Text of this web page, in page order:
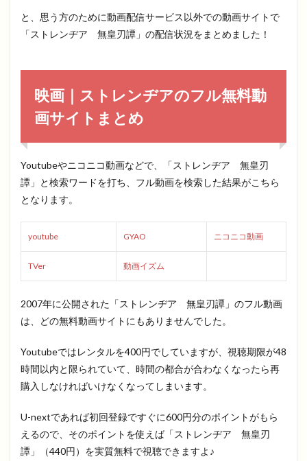
と、思う方のために動画配信サービス以外での動画サイトで
「ストレンヂア 無皇刃譚」の配信状況をまとめました！
映画｜ストレンヂアのフル無料動
画サイトまとめ
Youtubeやニコニコ動画などで、「ストレンヂア 無皇刃
譚」と検索ワードを打ち、フル動画を検索した結果がこちら
となります。
youtube GYAO ニコニコ動画
TVer 動画イズム
2007年に公開された「ストレンヂア 無皇刃譚」のフル動画
は、どの無料動画サイトにもありませんでした。
Youtubeではレンタルを400円でしていますが、視聴期限が48
時間以内と限られていて、時間の都合が合わなくなったら再
購入しなければいけなくなってしまいます。
U-nextであれば初回登録ですぐに600円分のポイントがもら
えるので、そのポイントを使えば「ストレンヂア 無皇刃
譚」（440円）を実質無料で視聴できますよ♪